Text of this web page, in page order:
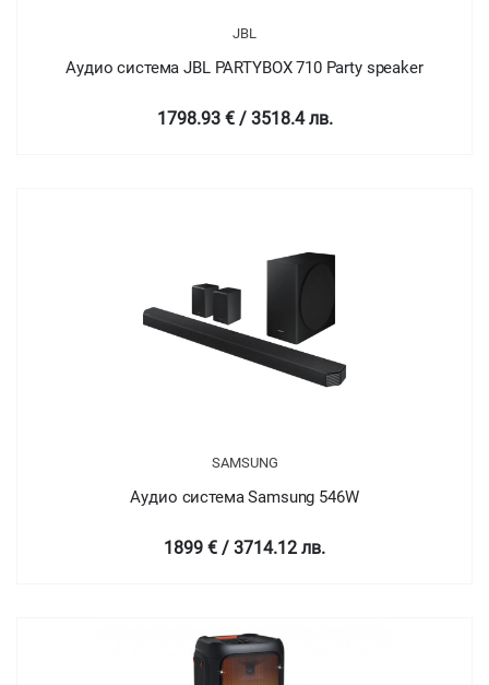
JBL
Аудио система JBL PARTYBOX 710 Party speaker
1798.93 € / 3518.4 лв.
SAMSUNG
Аудио система Samsung 546W
1899 € / 3714.12 лв.